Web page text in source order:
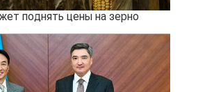
поднять цены на зерно